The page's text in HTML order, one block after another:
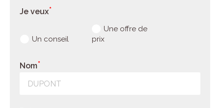
Je veux
Un conseil
Une offre de
prix
Nom